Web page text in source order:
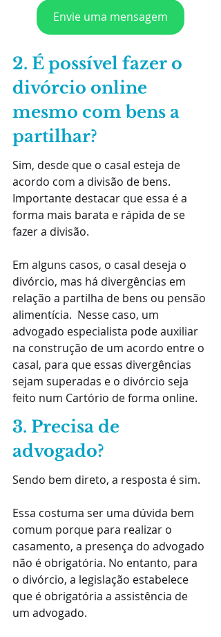
Envie uma mensagem
2. É possível fazer o
divórcio online
mesmo com bens a
partilhar?
Sim, desde que o casal esteja de
acordo com a divisão de bens.
Importante destacar que essa é a
forma mais barata e rápida de se
fazer a divisão.
Em alguns casos, o casal deseja o
divórcio, mas há divergências em
relação a partilha de bens ou pensão
alimentícia.  Nesse caso, um
advogado especialista pode auxiliar
na construção de um acordo entre o
casal, para que essas divergências
sejam superadas e o divórcio seja
feito num Cartório de forma online.
3. Precisa de
advogado?
Sendo bem direto, a resposta é sim.
Essa costuma ser uma dúvida bem
comum porque para realizar o
casamento, a presença do advogado
não é obrigatória. No entanto, para
o divórcio, a legislação estabelece
que é obrigatória a assistência de
um advogado.